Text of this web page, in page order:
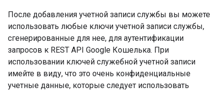
После добавления учетной записи службы вы можете
использовать любые ключи учетной записи службы,
сгенерированные для нее, для аутентификации
запросов к REST API Google Кошелька. При
использовании ключей служебной учетной записи
имейте в виду, что это очень конфиденциальные
учетные данные, которые следует использовать